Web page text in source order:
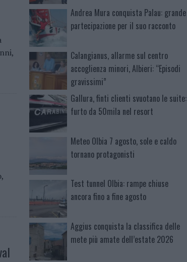
Andrea Mura conquista Palau: grande
partecipazione per il suo racconto
Calangianus, allarme sul centro
accoglienza minori, Albieri: “Episodi
gravissimi”
Gallura, finti clienti svuotano le suite:
furto da 50mila nel resort
Meteo Olbia 7 agosto, sole e caldo
tornano protagonisti
Test tunnel Olbia: rampe chiuse
ancora fino a fine agosto
Aggius conquista la classifica delle
mete più amate dell’estate 2026